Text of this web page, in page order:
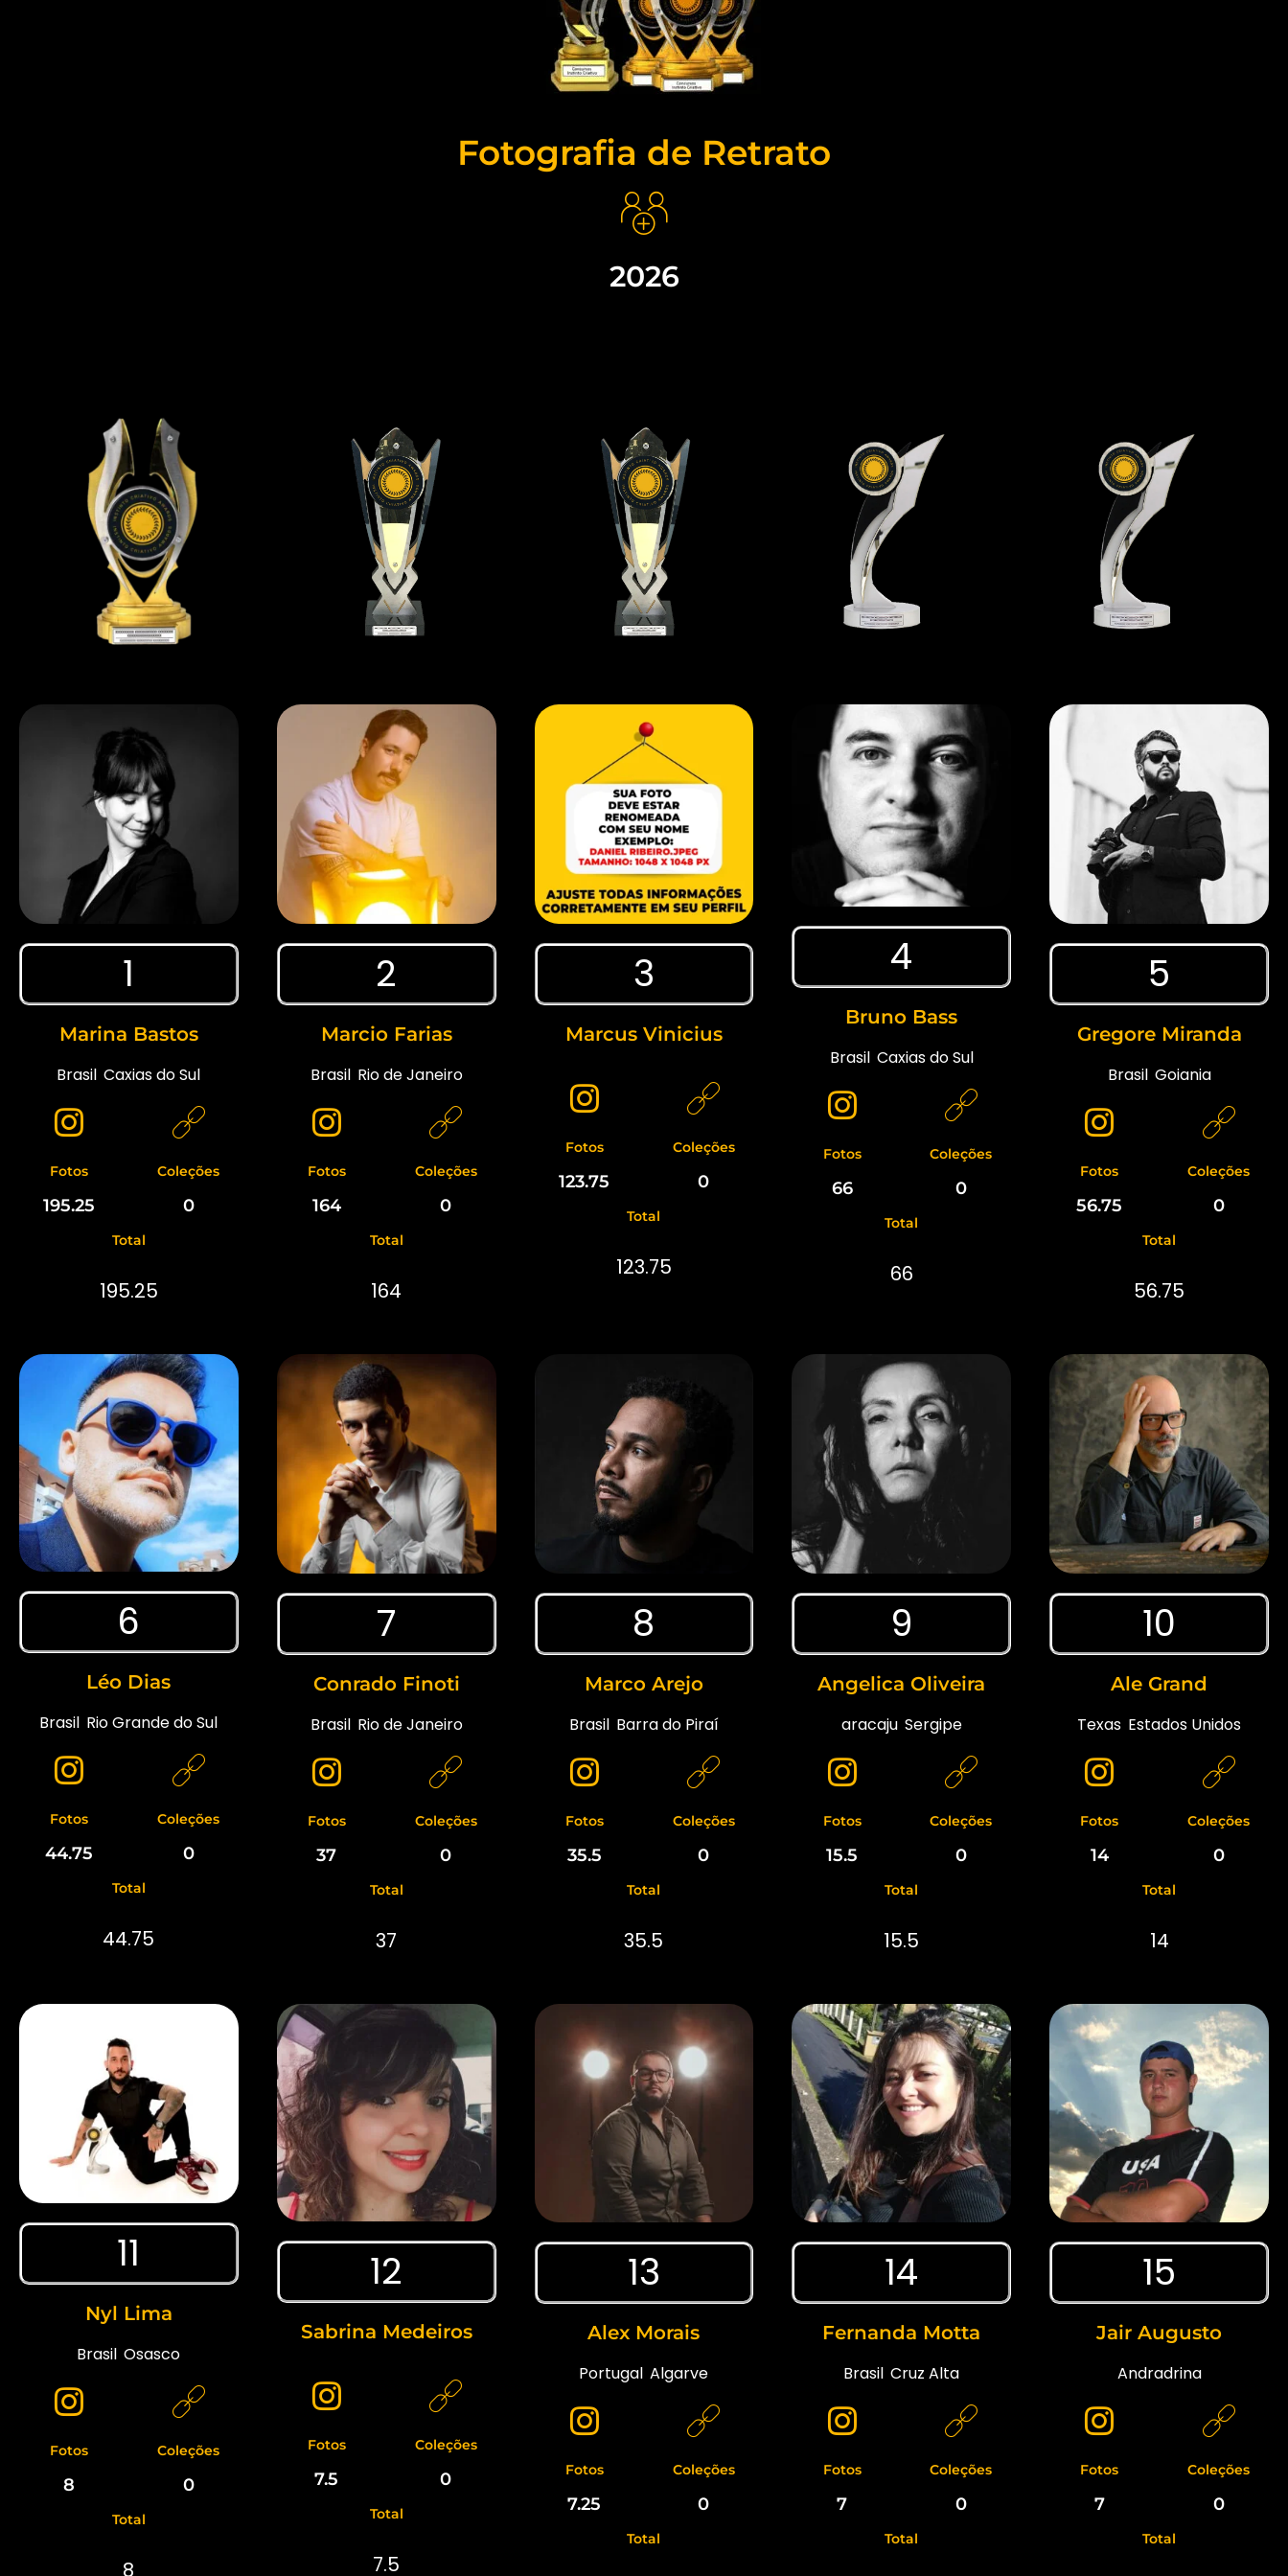
Fotografia de Retrato
2026
1
Marina Bastos
Brasil Caxias do Sul
Fotos Coleções
195.25 0
Total
195.25
2
Marcio Farias
Brasil, Rio de Janeiro
Fotos Coleções
164 0
Total
164
3
Marcus Vinicius
Fotos Coleções
123.75 0
Total
123.75
4
Bruno Bass
Brasil, Caxias do Sul
Fotos Coleções
66 0
Total
66
5
Gregore Miranda
Brasil, Goiania
Fotos Coleções
56.75 0
Total
56.75
6
Léo Dias
Brasil Rio Grande do Sul
Fotos Coleções
44.75 0
Total
44.75
7
Conrado Finoti
Brasil, Rio de Janeiro
Fotos Coleções
37 0
Total
37
8
Marco Arejo
Brasil, Barra do Piraí
Fotos Coleções
35.5 0
Total
35.5
9
Angelica Oliveira
aracaju, Sergipe
Fotos Coleções
15.5 0
Total
15.5
10
Ale Grand
Texas Estados Unidos
Fotos Coleções
14 0
Total
14
11
Nyl Lima
Brasil Osasco
Fotos Coleções
8 0
Total
8
12
Sabrina Medeiros
Fotos Coleções
7.5 0
Total
7.5
13
Alex Morais
Portugal Algarve
Fotos Coleções
7.25 0
Total
14
Fernanda Motta
Brasil Cruz Alta
Fotos Coleções
7 0
Total
15
Jair Augusto
Andradrina
Fotos Coleções
7 0
Total